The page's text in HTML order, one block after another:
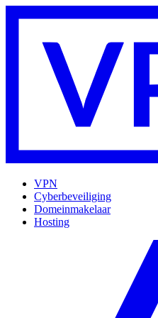
VPN
Cyberbeveiliging
Domeinmakelaar
Hosting